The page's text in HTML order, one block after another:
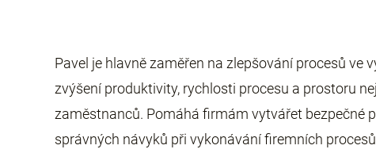
Pavel je hlavně zaměřen na zlepšování procesů ve
zvýšení produktivity, rychlosti procesu a prostoru
zaměstnanců. Pomáhá firmám vytvářet bezpečné
správných návyků při vykonávání firemních